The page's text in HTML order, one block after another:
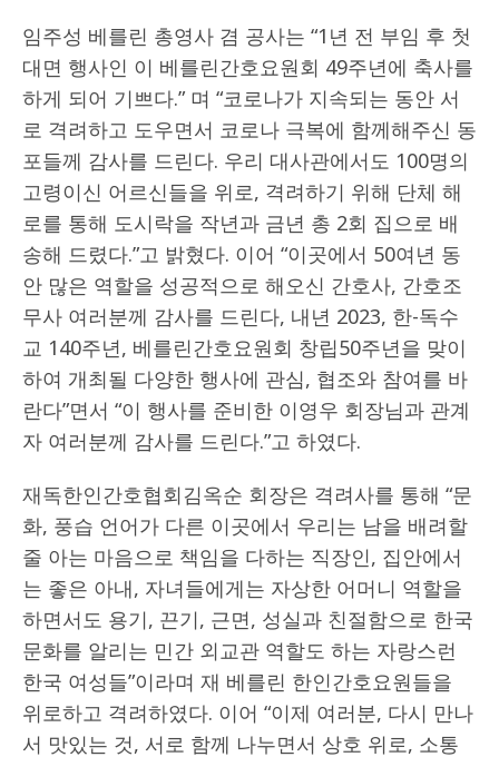
임주성 베를린 총영사 겸 공사는 “1년 전 부임 후 첫
대면 행사인 이 베를린간호요원회 49주년에 축사를
하게 되어 기쁘다.” 며 “코로나가 지속되는 동안 서
로 격려하고 도우면서 코로나 극복에 함께해주신 동
포들께 감사를 드린다. 우리 대사관에서도 100명의
고령이신 어르신들을 위로, 격려하기 위해 단체 해
로를 통해 도시락을 작년과 금년 총 2회 집으로 배
송해 드렸다.”고 밝혔다. 이어 “이곳에서 50여년 동
안 많은 역할을 성공적으로 해오신 간호사, 간호조
무사 여러분께 감사를 드린다, 내년 2023, 한-독수
교 140주년, 베를린간호요원회 창립50주년을 맞이
하여 개최될 다양한 행사에 관심, 협조와 참여를 바
란다”면서 “이 행사를 준비한 이영우 회장님과 관계
자 여러분께 감사를 드린다.”고 하였다.
재독한인간호협회김옥순 회장은 격려사를 통해 “문
화, 풍습 언어가 다른 이곳에서 우리는 남을 배려할
줄 아는 마음으로 책임을 다하는 직장인, 집안에서
는 좋은 아내, 자녀들에게는 자상한 어머니 역할을
하면서도 용기, 끈기, 근면, 성실과 친절함으로 한국
문화를 알리는 민간 외교관 역할도 하는 자랑스런
한국 여성들”이라며 재 베를린 한인간호요원들을
위로하고 격려하였다. 이어 “이제 여러분, 다시 만나
서 맛있는 것, 서로 함께 나누면서 상호 위로, 소통